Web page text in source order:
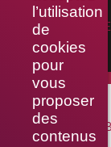
l’utilisation
de
cookies
pour
vous
proposer
des
contenus
RÉALISÉ